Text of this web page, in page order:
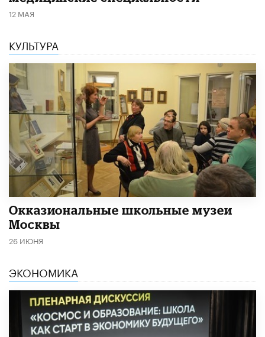
12 МАЯ
КУЛЬТУРА
​Окказиональные школьные музеи
Москвы
26 ИЮНЯ
ЭКОНОМИКА